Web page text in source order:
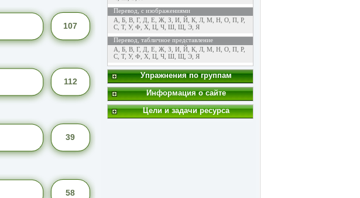
107
112
39
58
Перевод, с изображениями
А Б, В, Г, Д Е Ж, З И, Й, К, Л, М Н, О, П, Р,
С, Т, У, Ф Х Ц, Ч, Ш, Щ, Э, Я
Перевод, табличное представление
А Б, В, Г, Д Е Ж, З И, Й, К, Л, М Н, О, П, Р,
С, Т, У, Ф Х Ц, Ч, Ш, Щ, Э, Я
Упражнения по группам
Информация о сайте
Цели и задачи ресурса